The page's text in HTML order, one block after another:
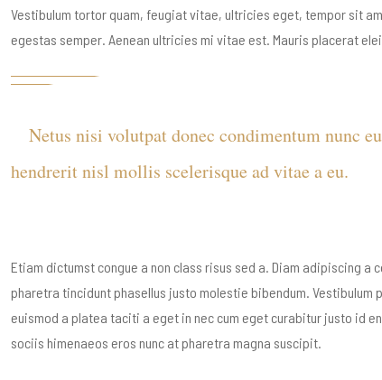
Vestibulum tortor quam, feugiat vitae, ultricies eget, tempor sit
egestas semper. Aenean ultricies mi vitae est. Mauris placerat
Netus nisi volutpat donec condimentum nunc
hendrerit nisl mollis scelerisque ad vitae a eu.
Etiam dictumst congue a non class risus sed a. Diam adipiscing a
pharetra tincidunt phasellus justo molestie bibendum. Vestibulum
euismod a platea taciti a eget in nec cum eget curabitur justo id
sociis himenaeos eros nunc at pharetra magna suscipit.